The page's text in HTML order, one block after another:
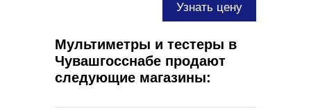
Узнать цену
Мультиметры и тестеры в
Чувашгосснабе продают
следующие магазины: